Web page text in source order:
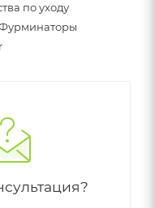
по уходу